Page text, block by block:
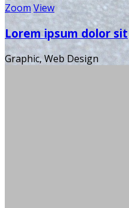
ZoomView
Lorem ipsum dolor sit
Graphic, Web Design